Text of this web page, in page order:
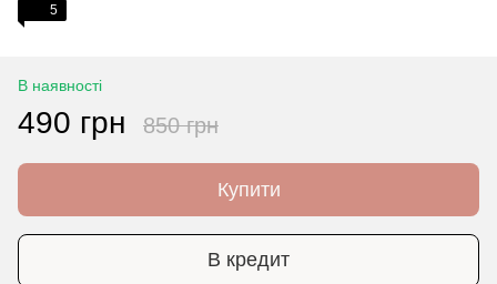
5
В наявності
490 грн 850 грн
Купити
В кредит